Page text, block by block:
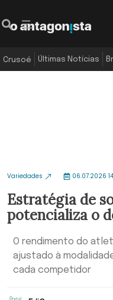
Crusoé Últimas Notícias
Variedades 06.07.2026
Estratégia de
potencializa o
O rendimento do
ajustado à
cada competidor